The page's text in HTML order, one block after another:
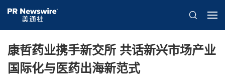
康哲药业携手新交所 共话新兴市场产业
国际化与医药出海新范式